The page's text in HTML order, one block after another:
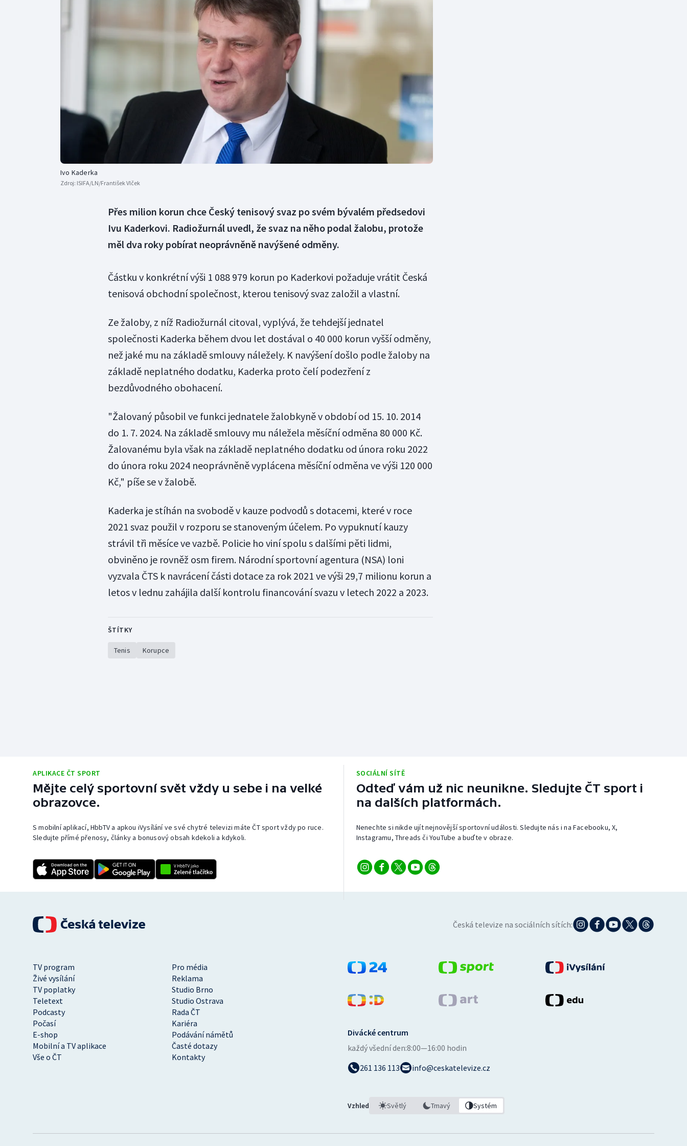
Gymnastika
Moderní pětiboj
Motorsport
Olympijské hry
Parasport
Plavání
Plážový volejbal
Triatlon
Vodní slalom
Volejbal
Ostatní
Ivo Kaderka
Zdroj: ISIFA/LN/František Vlček
Přes milion korun chce Český tenisový svaz po svém bývalém předsedovi
Ivu Kaderkovi. Radiožurnál uvedl, že svaz na něho podal žalobu, protože
měl dva roky pobírat neoprávněně navýšené odměny.
Částku v konkrétní výši 1 088 979 korun po Kaderkovi požaduje vrátit Česká
tenisová obchodní společnost, kterou tenisový svaz založil a vlastní.
Ze žaloby, z níž Radiožurnál citoval, vyplývá, že tehdejší jednatel
společnosti Kaderka během dvou let dostával o 40 000 korun vyšší odměny,
než jaké mu na základě smlouvy náležely. K navýšení došlo podle žaloby na
základě neplatného dodatku, Kaderka proto čelí podezření z
bezdůvodného obohacení.
"Žalovaný působil ve funkci jednatele žalobkyně v období od 15. 10. 2014
do 1. 7. 2024. Na základě smlouvy mu náležela měsíční odměna 80 000 Kč.
Žalovanému byla však na základě neplatného dodatku od února roku 2022
do února roku 2024 neoprávněně vyplácena měsíční odměna ve výši 120 000
Kč," píše se v žalobě.
Kaderka je stíhán na svobodě v kauze podvodů s dotacemi, které v roce
2021 svaz použil v rozporu se stanoveným účelem. Po vypuknutí kauzy
strávil tři měsíce ve vazbě. Policie ho viní spolu s dalšími pěti lidmi,
obviněno je rovněž osm firem. Národní sportovní agentura (NSA) loni
vyzvala ČTS k navrácení části dotace za rok 2021 ve výši 29,7 milionu korun a
letos v lednu zahájila další kontrolu financování svazu v letech 2022 a 2023.
ŠTÍTKY
Tenis Korupce
APLIKACE ČT SPORT
Mějte celý sportovní svět vždy u sebe i na velké
obrazovce.
S mobilní aplikací, HbbTV a apkou iVysílání ve své chytré televizi máte ČT sport vždy po ruce.
Sledujte přímé přenosy, články a bonusový obsah kdekoli a kdykoli.
SOCIÁLNÍ SÍTĚ
Odteď vám už nic neunikne. Sledujte ČT sport i
na dalších platformách.
Nenechte si nikde ujít nejnovější sportovní události. Sledujte nás i na Facebooku, X,
Instagramu, Threads či YouTube a buďte v obraze.
Česká televize na sociálních sítích:
TV program
Pro média
Živé vysílání
Reklama
TV poplatky
Studio Brno
Teletext
Studio Ostrava
Podcasty
Rada ČT
Počasí
Kariéra
E-shop
Podávání námětů
Mobilní a TV aplikace
Časté dotazy
Vše o ČT
Kontakty
Divácké centrum
každý všední den:8:00—16:00 hodin
261 136 113
info@ceskatelevize.cz
Vzhled Světlý Tmavý Systém